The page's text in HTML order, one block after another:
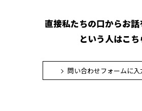
直接私たちの口からお
という人はこち
問い合わせフォームに入